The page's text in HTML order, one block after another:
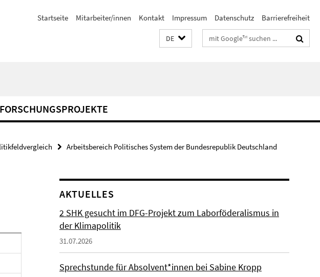
Startseite Mitarbeiter/innen Kontakt Impressum Datenschutz Barrierefreiheit
DE Suchbegriffe
FORSCHUNGSPROJEKTE
Arbeitsbereich Politisches System der Bundesrepublik Deutschland
AKTUELLES
2 SHK gesucht im DFG-Projekt zum Laborföderalismus in
der Klimapolitik
31.07.2026
Sprechstunde für Absolvent*innen bei Sabine Kropp